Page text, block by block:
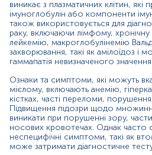
Показання до призначення:
Діагностика та моніторинг
мієломи;
Обстеження пацієнтів з
електрофорезу сироватки
ймовірності наявності
Диференціація множинної
остеопорозу, метастазів у
захворювань, що
переломи та біль у кістках;
виникає з плазматичних клітин, які
імуноглобулін або компоненти
також використовується для
раку, включаючи лімфому,
лейкемію, макроглобулінемію
захворювання, такі як амілоїдоз і
гаммапатія невизначеного
Ознаки та симптоми, які можуть
мієлому, включають анемію,
кістках, часті переломи,
Підвищення підозри щодо
виникати при порушенні зору,
носових кровотечах. Однак
неспецифічні симптоми, такі як
може затримати діагностичне